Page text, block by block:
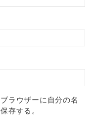
ラウザーに自分の名
存する。